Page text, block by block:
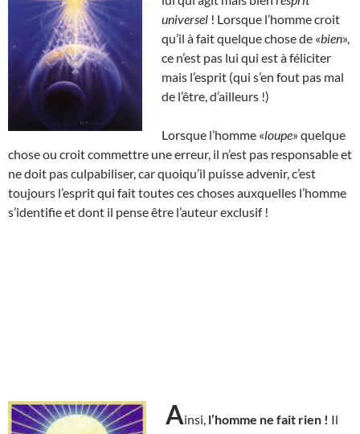
universel ! Lorsque l’homme croit
qu’il à fait quelque chose de «bien»,
ce n’est pas lui qui est à féliciter
mais l’esprit (qui s’en fout pas mal
de l’être, d’ailleurs !)
Lorsque l’homme «loupe» quelque
chose ou croit commettre une erreur, il n’est pas responsable et
ne doit pas culpabiliser, car quoiqu’il puisse advenir, c’est
toujours l’esprit qui fait toutes ces choses auxquelles l’homme
s’identifie et dont il pense être l’auteur exclusif !
Ainsi, l’homme ne fait rien ! Il